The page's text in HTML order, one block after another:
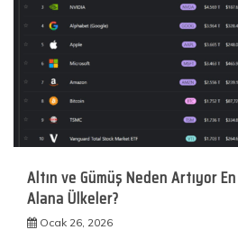
Altın ve Gümüş Neden Artıyor
Alana Ülkeler?
Ocak 26, 2026